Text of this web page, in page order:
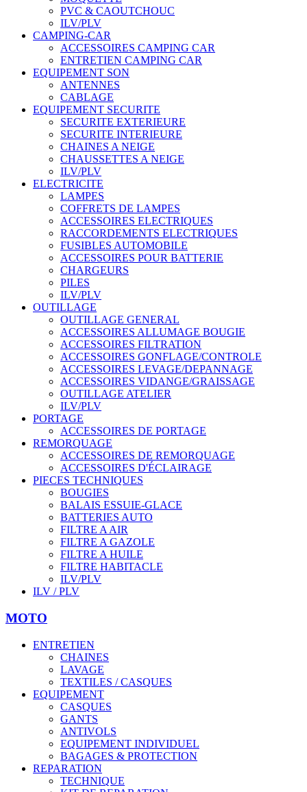
PVC & CAOUTCHOUC
ILV/PLV
CAMPING-CAR
ACCESSOIRES CAMPING CAR
ENTRETIEN CAMPING CAR
EQUIPEMENT SON
ANTENNES
CABLAGE
EQUIPEMENT SECURITE
SECURITE EXTERIEURE
SECURITE INTERIEURE
CHAINES A NEIGE
CHAUSSETTES A NEIGE
ILV/PLV
ELECTRICITE
LAMPES
COFFRETS DE LAMPES
ACCESSOIRES ELECTRIQUES
RACCORDEMENTS ELECTRIQUES
FUSIBLES AUTOMOBILE
ACCESSOIRES POUR BATTERIE
CHARGEURS
PILES
ILV/PLV
OUTILLAGE
OUTILLAGE GENERAL
ACCESSOIRES ALLUMAGE BOUGIE
ACCESSOIRES FILTRATION
ACCESSOIRES GONFLAGE/CONTROLE
ACCESSOIRES LEVAGE/DEPANNAGE
ACCESSOIRES VIDANGE/GRAISSAGE
OUTILLAGE ATELIER
ILV/PLV
PORTAGE
ACCESSOIRES DE PORTAGE
REMORQUAGE
ACCESSOIRES DE REMORQUAGE
ACCESSOIRES D'ÉCLAIRAGE
PIECES TECHNIQUES
BOUGIES
BALAIS ESSUIE-GLACE
BATTERIES AUTO
FILTRE A AIR
FILTRE A GAZOLE
FILTRE A HUILE
FILTRE HABITACLE
ILV/PLV
ILV / PLV
MOTO
ENTRETIEN
CHAINES
LAVAGE
TEXTILES / CASQUES
EQUIPEMENT
CASQUES
GANTS
ANTIVOLS
EQUIPEMENT INDIVIDUEL
BAGAGES & PROTECTION
REPARATION
TECHNIQUE